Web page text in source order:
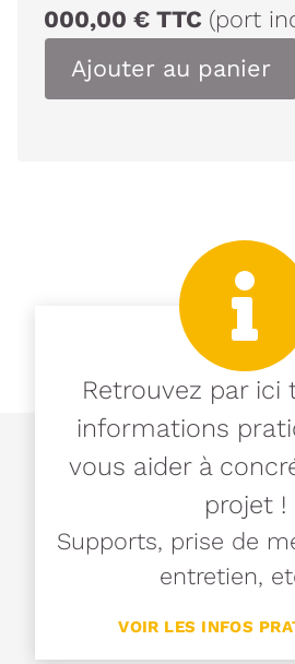
000,00 € TTC (port
Ajouter au panier
Retrouvez par ici
informations
vous aider à
projet !
Supports, prise de
entretien,
VOIR LES INFOS